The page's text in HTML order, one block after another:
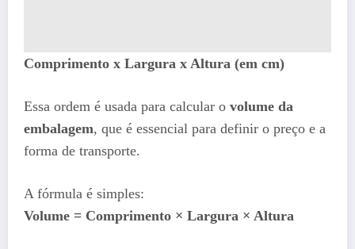
Comprimento x Largura x Altura (em cm)
Essa ordem é usada para calcular o volume da
embalagem, que é essencial para definir o preço e a
forma de transporte.
A fórmula é simples:
Volume = Comprimento × Largura × Altura